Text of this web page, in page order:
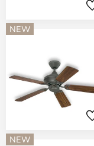
NEW
NEW